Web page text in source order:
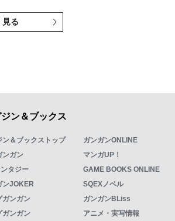
見る
ン＆ブックス
ン＆ブックストップ
ンガン
タジー
ンJOKER
ガンガン
ガンガン
ガンガンONLINE
マンガUP！
GAME BOOKS ONLINE
SQEXノベル
ガンガンBLiss
アニメ・実写情報